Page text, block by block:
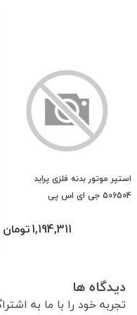
استپر موتور بدنه فلزی پراید
506504 جی ای اس پی
1,194,311تومان
دیدگاه ها
تجربه خود را با ما به